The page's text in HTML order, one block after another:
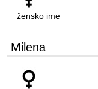
žensko ime
Milena